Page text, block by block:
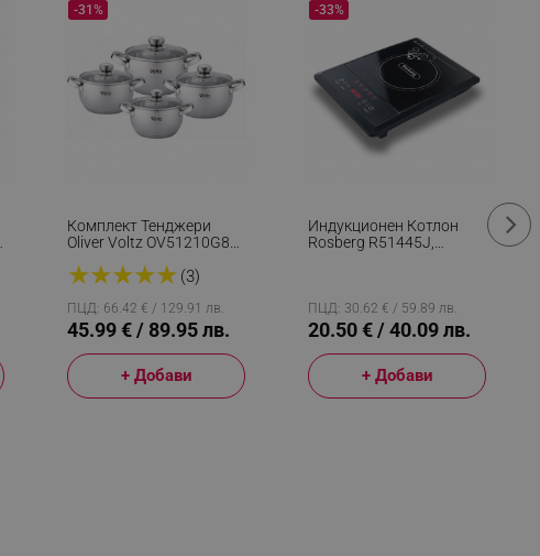
Комплект Тенджери
Oliver Voltz OV51210G8B,
Дъно, Индукция,
Сребрист
★★★★★(3)
-31%
ПЦД: 66.42 € / 129.91 лв.
45.99 € / 89.95 лв.
+ Добави
Индукционен Котлон
Rosberg R51445J,
-33%
ПЦД: 30.62 € / 59.89 лв.
20.50 € / 40.09 лв.
+ Добави